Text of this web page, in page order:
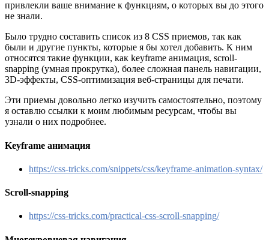
привлекли ваше внимание к функциям, о которых вы до этого
не знали.
Было трудно составить список из 8 CSS приемов, так как
были и другие пункты, которые я бы хотел добавить. К ним
относятся такие функции, как keyframe анимация, scroll-
snapping (умная прокрутка), более сложная панель навигации,
3D-эффекты, CSS-оптимизация веб-страницы для печати.
Эти приемы довольно легко изучить самостоятельно, поэтому
я оставлю ссылки к моим любимым ресурсам, чтобы вы
узнали о них подробнее.
Keyframe анимация
https://css-tricks.com/snippets/css/keyframe-animation-syntax/
Scroll-snapping
https://css-tricks.com/practical-css-scroll-snapping/